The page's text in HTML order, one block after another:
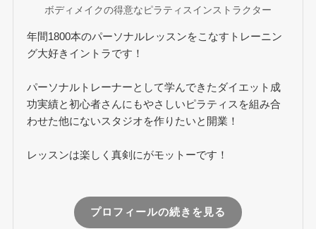
ボディメイクの得意なピラティスインストラクター
年間1800本のパーソナルレッスンをこなすトレーニン
グ大好きイントラです！
パーソナルトレーナーとして学んできたダイエット成
功実績と初心者さんにもやさしいピラティスを組み合
わせた他にないスタジオを作りたいと開業！
レッスンは楽しく真剣にがモットーです！
プロフィールの続きを見る